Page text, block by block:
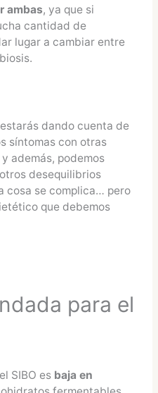
ambas, ya que si
cantidad de
lugar a cambiar entre
dando cuenta de
síntomas con otras
además, podemos
desequilibrios
cosa se complica… pero
que debemos
para el
SIBO es baja en